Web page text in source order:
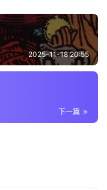
2025-11-18 20:55
下一篇